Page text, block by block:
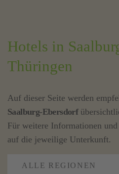
Hotels in
Thüringen
Auf dieser Seite werden
Saalburg-Ebersdorf
Für weitere Informationen
auf die jeweilige Unterkunft.